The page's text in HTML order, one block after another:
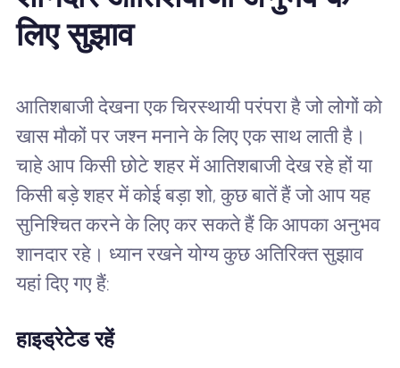
लिए सुझाव
आतिशबाजी देखना एक चिरस्थायी परंपरा है जो लोगों को
खास मौकों पर जश्न मनाने के लिए एक साथ लाती है।
चाहे आप किसी छोटे शहर में आतिशबाजी देख रहे हों या
किसी बड़े शहर में कोई बड़ा शो, कुछ बातें हैं जो आप यह
सुनिश्चित करने के लिए कर सकते हैं कि आपका अनुभव
शानदार रहे। ध्यान रखने योग्य कुछ अतिरिक्त सुझाव
यहां दिए गए हैं:
हाइड्रेटेड रहें